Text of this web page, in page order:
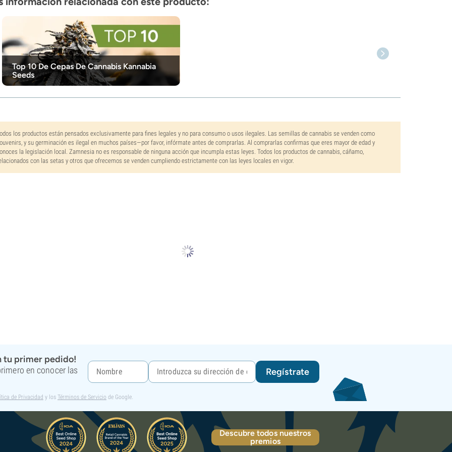
Top 10 De Cepas De Cannabis Kannabia
Seeds
los productos están pensados exclusivamente para fines legales y no para consumo o usos ilegales. Las semillas de cannabis se venden como
y su germinación es ilegal en muchos países—por favor, infórmate antes de comprarlas. Al comprarlas confirmas que eres mayor de edad y
la legislación local. Zamnesia no es responsable de ninguna acción que incumpla estas leyes. Todos los productos de cannabis, cáñamo,
con las setas y otros que ofrecemos se venden cumpliendo estrictamente con las leyes locales en vigor.
tu primer pedido!
en conocer las
Regístrate
de Privacidad y los Términos de Servicio de Google.
Descubre todos nuestros
premios